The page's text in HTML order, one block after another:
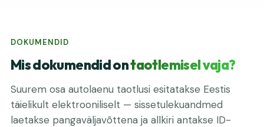
DOKUMENDID
Mis dokumendid ontaotlemisel vaja?
Suurem osa autolaenu taotlusi esitatakse Eestis
täielikult elektrooniliselt — sissetulekuandmed
laetakse pangaväljavõttena ja allkiri antakse ID-